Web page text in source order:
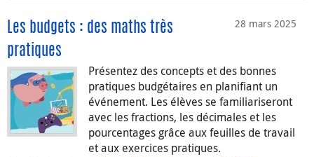
28 mars 2025
Les budgets : des maths très
pratiques
Présentez des concepts et des bonnes
pratiques budgétaires en planifiant un
événement. Les élèves se familiariseront
avec les fractions, les décimales et les
pourcentages grâce aux feuilles de travail
et aux exercices pratiques.